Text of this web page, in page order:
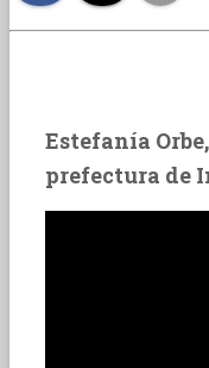
Estefanía
prefectura de